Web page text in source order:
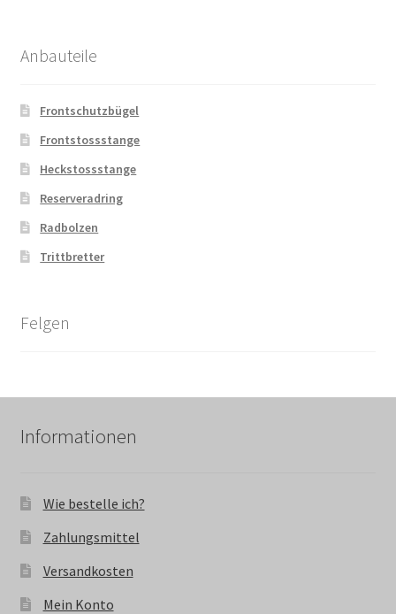
Anbauteile
Frontschutzbügel
Frontstossstange
Heckstossstange
Reserveradring
Radbolzen
Trittbretter
Felgen
Informationen
Wie bestelle ich?
Zahlungsmittel
Versandkosten
Mein Konto